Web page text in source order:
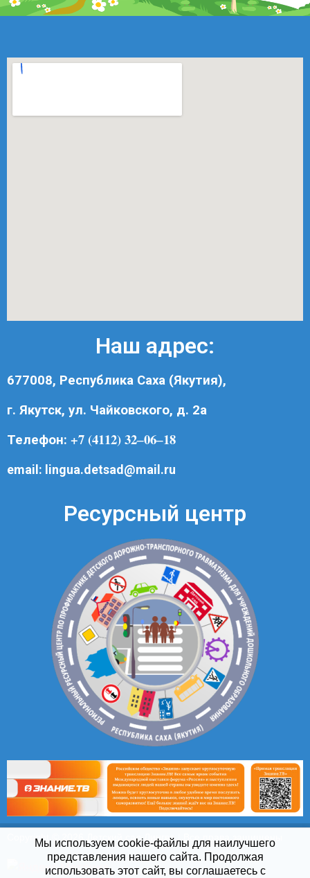
Наш адрес:
677008, Республика Саха (Якутия),
г. Якутск, ул. Чайковского, д. 2а
Телефон: +7 (4112) 32‒06‒18
email: lingua.detsad@mail.ru
Ресурсный центр
Copyright © 2026 Детский сад Лингва | Все права защищены
Мы используем cookie-файлы для наилучшего
представления нашего сайта. Продолжая
использовать этот сайт, вы соглашаетесь с